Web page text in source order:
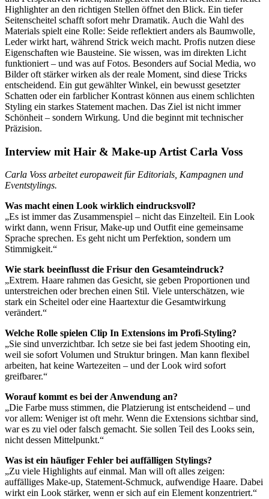
Highlighter an den richtigen Stellen öffnet den Blick. Ein tiefer
Seitenscheitel schafft sofort mehr Dramatik. Auch die Wahl des
Materials spielt eine Rolle: Seide reflektiert anders als Baumwolle,
Leder wirkt hart, während Strick weich macht. Profis nutzen diese
Eigenschaften wie Bausteine. Sie wissen, was im direkten Licht
funktioniert – und was auf Fotos. Besonders auf Social Media, wo
Bilder oft stärker wirken als der reale Moment, sind diese Tricks
entscheidend. Ein gut gewählter Winkel, ein bewusst gesetzter
Schatten oder ein farblicher Kontrast können aus einem schlichten
Styling ein starkes Statement machen. Das Ziel ist nicht immer
Schönheit – sondern Wirkung. Und die beginnt mit technischer
Präzision.
Interview mit Hair & Make-up Artist Carla Voss
Carla Voss arbeitet europaweit für Editorials, Kampagnen und
Eventstylings.
Was macht einen Look wirklich eindrucksvoll?
„Es ist immer das Zusammenspiel – nicht das Einzelteil. Ein Look
wirkt dann, wenn Frisur, Make-up und Outfit eine gemeinsame
Sprache sprechen. Es geht nicht um Perfektion, sondern um
Stimmigkeit.“
Wie stark beeinflusst die Frisur den Gesamteindruck?
„Extrem. Haare rahmen das Gesicht, sie geben Proportionen und
unterstreichen oder brechen einen Stil. Viele unterschätzen, wie
stark ein Scheitel oder eine Haartextur die Gesamtwirkung
verändert.“
Welche Rolle spielen Clip In Extensions im Profi-Styling?
„Sie sind unverzichtbar. Ich setze sie bei fast jedem Shooting ein,
weil sie sofort Volumen und Struktur bringen. Man kann flexibel
arbeiten, hat keine Wartezeiten – und der Look wird sofort
greifbarer.“
Worauf kommt es bei der Anwendung an?
„Die Farbe muss stimmen, die Platzierung ist entscheidend – und
vor allem: Weniger ist oft mehr. Wenn die Extensions sichtbar sind,
war es zu viel oder falsch gemacht. Sie sollen Teil des Looks sein,
nicht dessen Mittelpunkt.“
Was ist ein häufiger Fehler bei auffälligen Stylings?
„Zu viele Highlights auf einmal. Man will oft alles zeigen:
auffälliges Make-up, Statement-Schmuck, aufwendige Haare. Dabei
wirkt ein Look stärker, wenn er sich auf ein Element konzentriert.“